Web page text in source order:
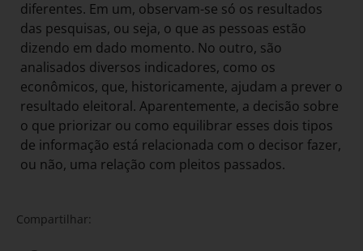
diferentes. Em um, observam-se só os resultados
das pesquisas, ou seja, o que as pessoas estão
dizendo em dado momento. No outro, são
analisados diversos indicadores, como os
econômicos, que, historicamente, ajudam a prever o
resultado eleitoral. Aparentemente, a decisão sobre
o que priorizar ou como equilibrar esses dois tipos
de informação está relacionada com o decisor fazer,
ou não, uma relação com pleitos passados.
Compartilhar: